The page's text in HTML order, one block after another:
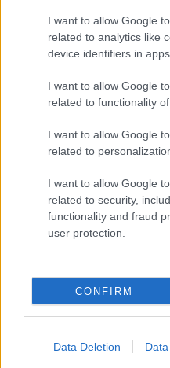
I want to allow Google
related to analytics like
device identifiers in apps.
I want to allow Google
related to functionality
I want to allow Google
related to
I want to allow Google
related to security,
functionality and fraud
user protection.
CONFIRM
Data Deletion
Forrás: MTVSZ
is zölden